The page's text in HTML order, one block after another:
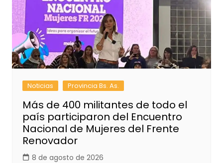
Noticias Provincia Bs. As.
Más de 400 militantes de todo el
país participaron del Encuentro
Nacional de Mujeres del Frente
Renovador
8 de agosto de 2026